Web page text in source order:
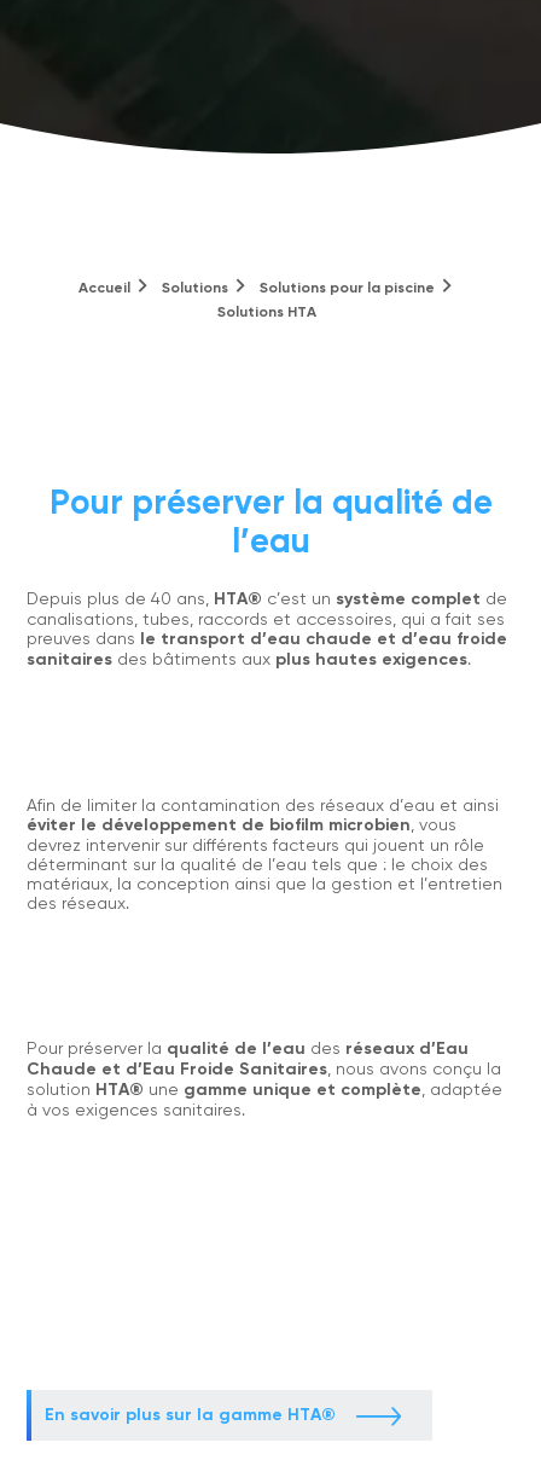
Accueil Solutions
Solutions pour la piscine
Solutions HTA
Pour préserver la qualité de
l’eau
Depuis plus de 40 ans, HTA® c’est un système complet de
canalisations, tubes, raccords et accessoires, qui a fait ses
preuves dans le transport d’eau chaude et d’eau froide
sanitaires des bâtiments aux plus hautes exigences.
Afin de limiter la contamination des réseaux d’eau et ainsi
éviter le développement de biofilm microbien , vous
devrez intervenir sur différents facteurs qui jouent un rôle
déterminant sur la qualité de l’eau tels que : le choix des
matériaux, la conception ainsi que la gestion et l’entretien
des réseaux.
Pour préserver la qualité de l’eau des réseaux d’Eau
Chaude et d’Eau Froide Sanitaires , nous avons conçu la
solution HTA® une gamme unique et complète , adaptée
à vos exigences sanitaires.
En savoir plus sur la gamme HTA®